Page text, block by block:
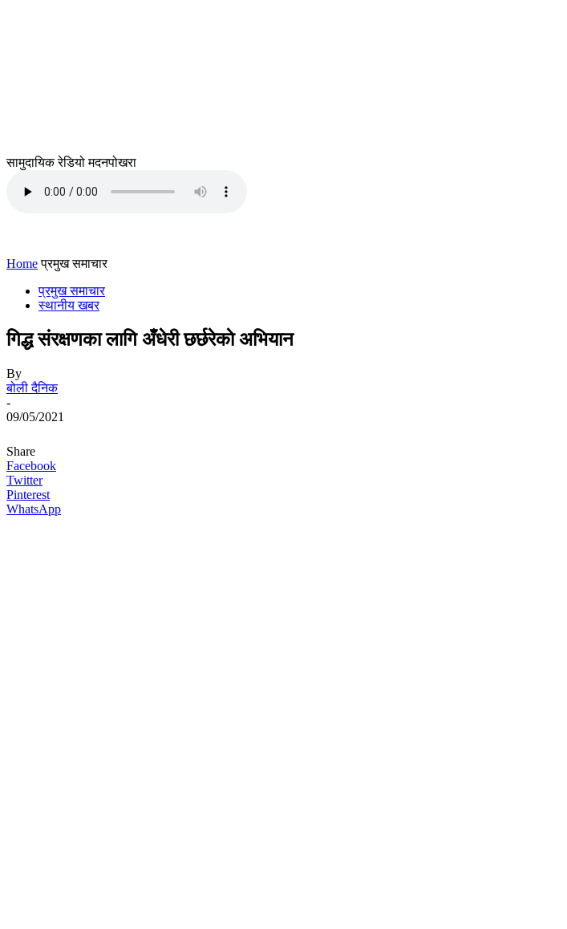
सामुदायिक रेडियो मदनपोखरा
Home प्रमुख समाचार
प्रमुख समाचार
स्थानीय खबर
गिद्ध संरक्षणका लागि अँधेरी छर्छरेकाे अभियान
By
बोली दैनिक
-
09/05/2021
Share
Facebook
Twitter
Pinterest
WhatsApp